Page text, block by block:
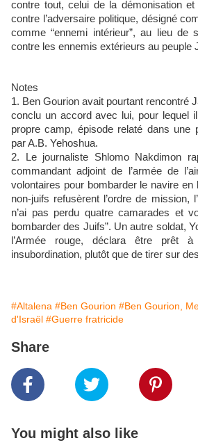
contre tout, celui de la démonisation
contre l’adversaire politique, désigné
comme “ennemi intérieur”, au lieu de
contre les ennemis extérieurs au peuple
Notes
1. Ben Gourion avait pourtant rencontré
conclu un accord avec lui, pour lequel
propre camp, épisode relaté dans une
par A.B. Yehoshua.
2. Le journaliste Shlomo Nakdimon
commandant adjoint de l’armée de
volontaires pour bombarder le navire en
non-juifs refusèrent l’ordre de mission,
n’ai pas perdu quatre camarades et
bombarder des Juifs”. Un autre soldat,
l’Armée rouge, déclara être prêt
insubordination, plutôt que de tirer sur
#Altalena #Ben Gourion #Ben Gourion,
d'Israël #Guerre fratricide
Share
You might also like